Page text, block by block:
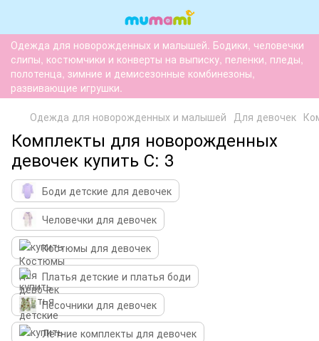
Одежда для новорожденных и малышей. Бодики, человечки
слипы, костюмчики и конверты на выписку, пеленки, пледы,
полотенца, зимние и демисезонные комбинезоны,
развивающие игрушки.
Одежда для новорожденных и малышей Для девочек
Комплекты для новорожденных
девочек купить С: 3
Боди детские для девочек
Человечки для девочек
Костюмы для девочек
Платья детские и платья боди
Песочники для девочек
Летние комплекты для девочек